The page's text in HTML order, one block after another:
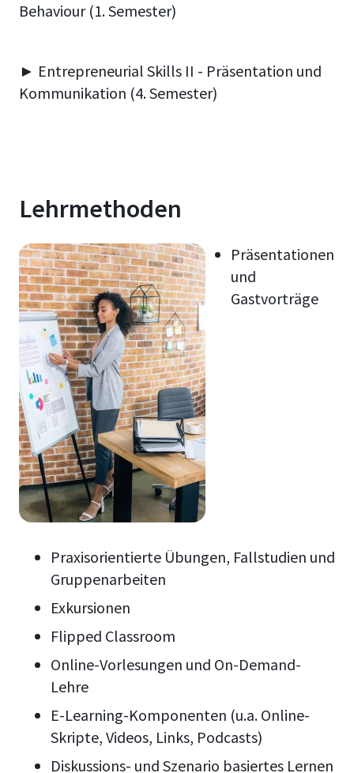
Behaviour (1. Semester)
► Entrepreneurial Skills II - Präsentation und
Kommunikation (4. Semester)
Lehrmethoden
Präsentationen
und
Gastvorträge
Praxisorientierte Übungen, Fallstudien und
Gruppenarbeiten
Exkursionen
Flipped Classroom
Online-Vorlesungen und On-Demand-
Lehre
E-Learning-Komponenten (u.a. Online-
Skripte, Videos, Links, Podcasts)
Diskussions- und Szenario basiertes Lernen